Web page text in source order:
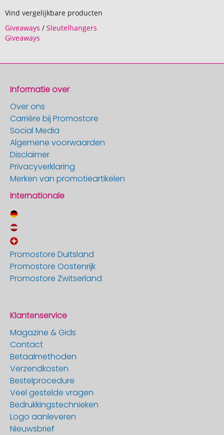
Vind vergelijkbare producten
Giveaways / Sleutelhangers
Giveaways
Informatie over
Over ons
Carrière bij Promostore
Social Media
Algemene voorwaarden
Disclaimer
Privacyverklaring
Merken van promotieartikelen
Internationale
Promostore Duitsland
Promostore Oostenrijk
Promostore Zwitserland
Klantenservice
Magazine & Gids
Contact
Betaalmethoden
Verzendkosten
Bestelprocedure
Veel gestelde vragen
Bedrukkingstechnieken
Logo aanleveren
Nieuwsbrief